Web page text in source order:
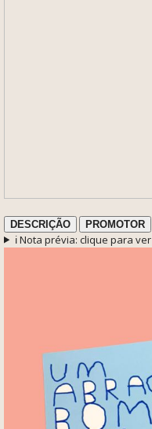
DESCRIÇÃO PROMOTOR
ℹ️ Nota prévia: clique para ver